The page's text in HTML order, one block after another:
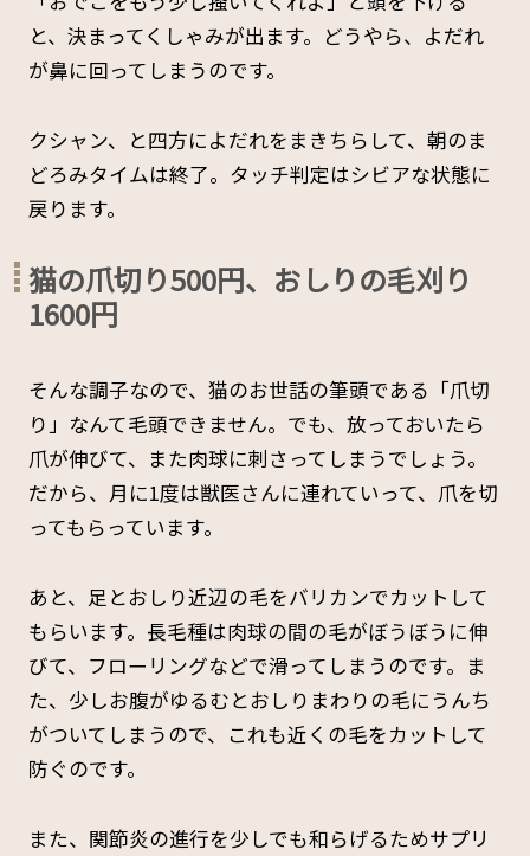
と、決まってくしゃみが出ます。どうやら、よだれ
が鼻に回ってしまうのです。
クシャン、と四方によだれをまきちらして、朝のま
どろみタイムは終了。タッチ判定はシビアな状態に
戻ります。
猫の爪切り500円、おしりの毛刈り
1600円
そんな調子なので、猫のお世話の筆頭である「爪切
り」なんて毛頭できません。でも、放っておいたら
爪が伸びて、また肉球に刺さってしまうでしょう。
だから、月に1度は獣医さんに連れていって、爪を切
ってもらっています。
あと、足とおしり近辺の毛をバリカンでカットして
もらいます。長毛種は肉球の間の毛がぼうぼうに伸
びて、フローリングなどで滑ってしまうのです。ま
た、少しお腹がゆるむとおしりまわりの毛にうんち
がついてしまうので、これも近くの毛をカットして
防ぐのです。
また、関節炎の進行を少しでも和らげるためサプリ